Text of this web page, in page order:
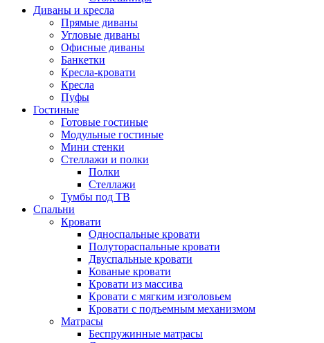
Диваны и кресла
Прямые диваны
Угловые диваны
Офисные диваны
Банкетки
Кресла-кровати
Кресла
Пуфы
Гостиные
Готовые гостиные
Модульные гостиные
Мини стенки
Стеллажи и полки
Полки
Стеллажи
Тумбы под ТВ
Спальни
Кровати
Односпальные кровати
Полутораспальные кровати
Двуспальные кровати
Кованые кровати
Кровати из массива
Кровати с мягким изголовьем
Кровати с подъемным механизмом
Матрасы
Беспружинные матрасы